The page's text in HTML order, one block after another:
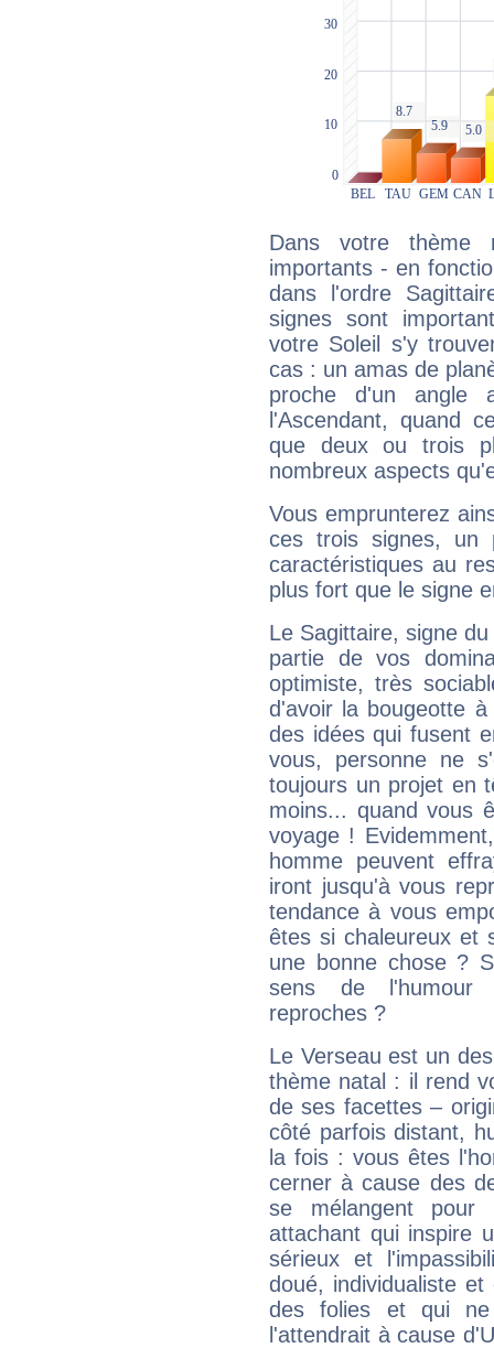
Dans votre thème
importants - en
dans l'ordre
signes sont
votre Soleil s'y
cas : un amas de
proche d'un
l'Ascendant, quand
que deux ou trois
nombreux aspects
Vous emprunterez
ces trois signes, un
caractéristiques au
plus fort que le signe
Le Sagittaire, signe
partie de vos
optimiste, très
d'avoir la bougeotte
des idées qui fusent
vous, personne ne
toujours un projet en
moins... quand vous
voyage !
homme peuvent
iront jusqu'à vous
tendance à vous
êtes si chaleureux et
une bonne chose ?
sens de l'humour
reproches ?
Le Verseau est un
thème natal : il rend
de ses facettes –
côté parfois distant,
la fois : vous êtes
cerner à cause des
se mélangent
attachant qui inspire
sérieux et
doué, individualiste
des folies et qui
l'attendrait à cause